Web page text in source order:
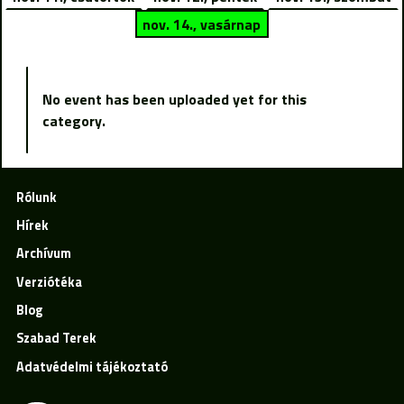
nov. 14., vasárnap
No event has been uploaded yet for this
category.
Rólunk
Hírek
Archívum
Verziótéka
Blog
Szabad Terek
Adatvédelmi tájékoztató